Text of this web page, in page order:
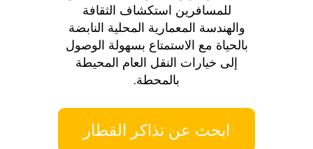
للمسافرين استكشاف الثقافة
والهندسة المعمارية المحلية النابضة
بالحياة مع الاستمتاع بسهولة الوصول
إلى خيارات النقل العام المحيطة
بالمحطة.
ابحث عن تذاكر القطار